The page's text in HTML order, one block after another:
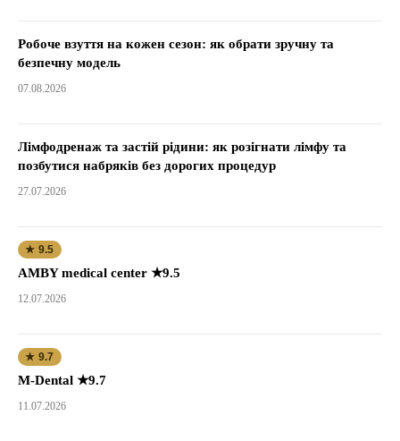
Робоче взуття на кожен сезон: як обрати зручну та
безпечну модель
07.08.2026
Лімфодренаж та застій рідини: як розігнати лімфу та
позбутися набряків без дорогих процедур
27.07.2026
★ 9.5
AMBY medical center ★9.5
12.07.2026
★ 9.7
M-Dental ★9.7
11.07.2026